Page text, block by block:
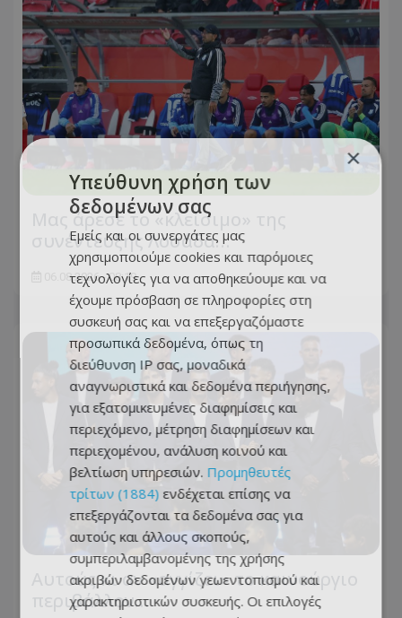
Μας άρεσε το «κλείσιμο» της
συνέντευξης Λοσάδα…
06.08.2026 - 08:19
Αυτούς κι αν «αγγίζει» το καινούργιο
περιβάλλον…
×
Υπεύθυνη χρήση των
δεδομένων σας
Εμείς και οι συνεργάτες μας
χρησιμοποιούμε cookies και παρόμοιες
τεχνολογίες για να αποθηκεύουμε και να
έχουμε πρόσβαση σε πληροφορίες στη
συσκευή σας και να επεξεργαζόμαστε
προσωπικά δεδομένα, όπως τη
διεύθυνση IP σας, μοναδικά
αναγνωριστικά και δεδομένα περιήγησης,
για εξατομικευμένες διαφημίσεις και
περιεχόμενο, μέτρηση διαφημίσεων και
περιεχομένου, ανάλυση κοινού και
βελτίωση υπηρεσιών. Προμηθευτές
τρίτων (1884) ενδέχεται επίσης να
επεξεργάζονται τα δεδομένα σας για
αυτούς και άλλους σκοπούς,
συμπεριλαμβανομένης της χρήσης
ακριβών δεδομένων γεωεντοπισμού και
χαρακτηριστικών συσκευής. Οι επιλογές